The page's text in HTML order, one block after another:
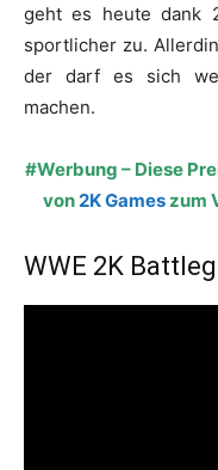
geht es heute dank
sportlicher zu.
der darf es sich
machen.
#Werbung – Diese
von2K Gameszum
WWE 2K